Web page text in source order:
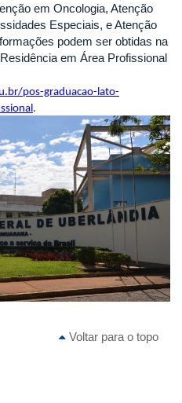
em Oncologia, Atenção
Especiais, e Atenção
podem ser obtidas na
em Área Profissional
pos-graduacao-lato-
.
Voltar para o topo